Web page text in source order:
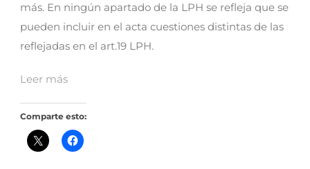
más. En ningún apartado de la LPH se refleja que se
pueden incluir en el acta cuestiones distintas de las
reflejadas en el art.19 LPH.
Leer más
Comparte esto: